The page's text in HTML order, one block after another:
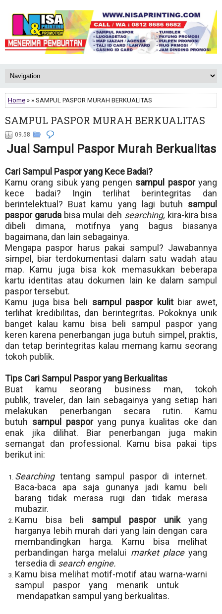
Home » » SAMPUL PASPOR MURAH BERKUALITAS
SAMPUL PASPOR MURAH BERKUALITAS
09.58
Jual Sampul Paspor Murah Berkualitas
Cari Sampul Paspor yang Kece Badai?
Kamu orang sibuk yang pengen sampul pasporyang
kece badai? Ingin terlihat berintegritas dan
berintelektual? Buat kamu yang lagi butuh sampul
paspor garuda bisa mulai deh searching, kira-kira bisa
dibeli dimana, motifnya yang bagus biasanya
bagaimana, dan lain sebagainya.
Mengapa paspor harus pakai sampul? Jawabannya
simpel, biar terdokumentasi dalam satu wadah atau
map. Kamu juga bisa kok memasukkan beberapa
kartu identitas atau dokumen lain ke dalam sampul
paspor tersebut.
Kamu juga bisa beli sampul paspor kulit biar awet,
terlihat kredibilitas, dan berintegritas. Pokoknya unik
banget kalau kamu bisa beli sampul paspor yang
keren karena penerbangan juga butuh simpel, praktis,
dan tetap berintegritas kalau memang kamu seorang
tokoh publik.
Tips Cari Sampul Paspor yang Berkualitas
Buat kamu seorang business man, tokoh
publik, traveler, dan lain sebagainya yang setiap hari
melakukan penerbangan secara rutin. Kamu
butuh sampul paspor yang punya kualitas oke dan
enak jika dilihat. Biar penerbangan juga makin
semangat dan professional. Kamu bisa pakai tips
berikut ini:
Searching tentang sampul paspor di internet.
Baca-baca apa saja gunanya jadi kamu beli
barang tidak merasa rugi dan tidak merasa
mubazir.
Kamu bisa beli sampul paspor unik yang
harganya lebih murah dari yang lain dengan cara
membandingkan harga. Kamu bisa melihat
perbandingan harga melalui market placeyang
tersedia di search engine.
Kamu bisa melihat motif-motif atau warna-warni
sampul paspor yang menarik untuk
mendapatkan sampul yang berkualitas.